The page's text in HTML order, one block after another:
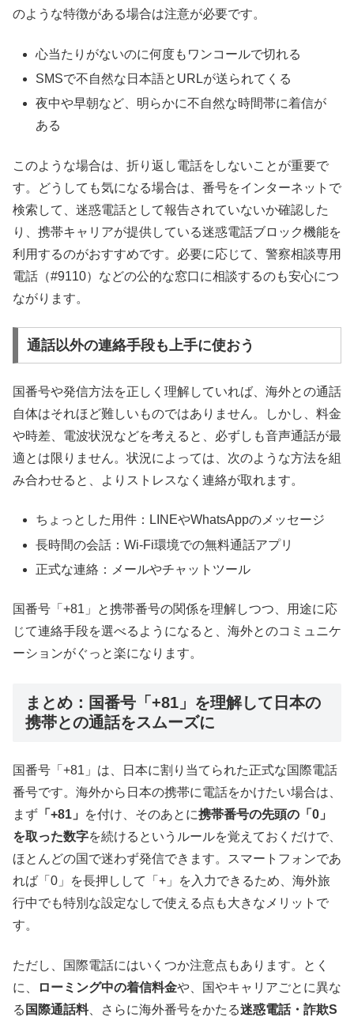
のような特徴がある場合は注意が必要です。
心当たりがないのに何度もワンコールで切れる
SMSで不自然な日本語とURLが送られてくる
夜中や早朝など、明らかに不自然な時間帯に着信が
ある
このような場合は、折り返し電話をしないことが重要で
す。どうしても気になる場合は、番号をインターネットで
検索して、迷惑電話として報告されていないか確認した
り、携帯キャリアが提供している迷惑電話ブロック機能を
利用するのがおすすめです。必要に応じて、警察相談専用
電話（#9110）などの公的な窓口に相談するのも安心につ
ながります。
通話以外の連絡手段も上手に使おう
国番号や発信方法を正しく理解していれば、海外との通話
自体はそれほど難しいものではありません。しかし、料金
や時差、電波状況などを考えると、必ずしも音声通話が最
適とは限りません。状況によっては、次のような方法を組
み合わせると、よりストレスなく連絡が取れます。
ちょっとした用件：LINEやWhatsAppのメッセージ
長時間の会話：Wi-Fi環境での無料通話アプリ
正式な連絡：メールやチャットツール
国番号「+81」と携帯番号の関係を理解しつつ、用途に応
じて連絡手段を選べるようになると、海外とのコミュニケ
ーションがぐっと楽になります。
まとめ：国番号「+81」を理解して日本の
携帯との通話をスムーズに
国番号「+81」は、日本に割り当てられた正式な国際電話
番号です。海外から日本の携帯に電話をかけたい場合は、
まず 「+81」 を付け、そのあとに携帯番号の先頭の「0」
を取った数字を続けるというルールを覚えておくだけで、
ほとんどの国で迷わず発信できます。スマートフォンであ
れば「0」を長押しして「+」を入力できるため、海外旅
行中でも特別な設定なしで使える点も大きなメリットで
す。
ただし、国際電話にはいくつか注意点もあります。とく
に、
ローミング中の着信料金や、国やキャリアごとに異な
る 国際通話料、さらに海外番号をかたる迷惑電話・詐欺S